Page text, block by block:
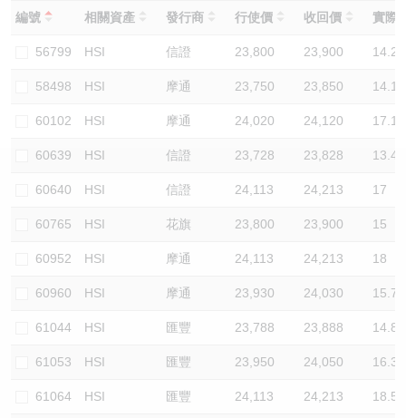
編號 相關資產 發行商 行使價 收回價 實際
56799 HSI 信證 23,800 23,900 14.2
58498 HSI 摩通 23,750 23,850 14.1
60102 HSI 摩通 24,020 24,120 17.1
60639 HSI 信證 23,728 23,828 13.4
60640 HSI 信證 24,113 24,213 17
60765 HSI 花旗 23,800 23,900 15
60952 HSI 摩通 24,113 24,213 18
60960 HSI 摩通 23,930 24,030 15.7
61044 HSI 匯豐 23,788 23,888 14.8
61053 HSI 匯豐 23,950 24,050 16.3
61064 HSI 匯豐 24,113 24,213 18.5
認股證速算機
認股證/牛熊證日誌
認股證文件及公告
已收回牛熊證剩餘價值
牛熊證到期結算價查詢
牛熊證分析儀
牛熊證文件及公告
牛熊證文件及公告 (瑞信)
三十大平均引伸波幅
相關資產沽空
中資ETFs溢價比較
AH 股價對照
ADR
收市競價變化
認股證牛熊證常問問題